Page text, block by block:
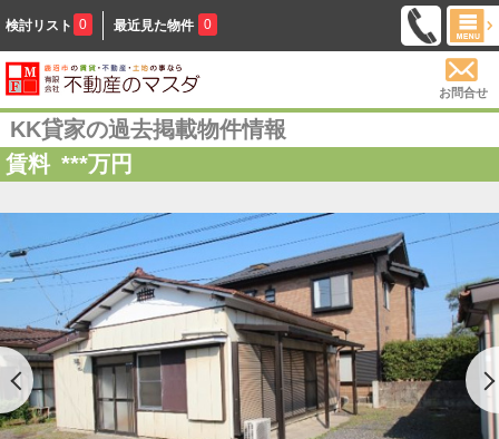
検討リスト 0 最近見た物件 0
お問合せ
KK貸家の過去掲載物件情報
賃料 ***万円